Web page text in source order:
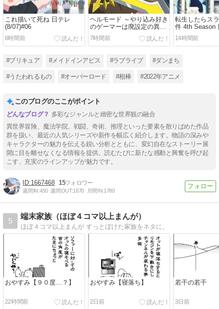
これ描いて死ね 日テレ
(8/07)#06
6時間前
ヘルモード ～やり込み好き
のゲーマーは廃設定の異世
界で無双する～
TokyoMX(8/07)#18
7時間前
転生したらス
件 4th Season
(8/07)#89
14時間前
#プリキュア #メイドインアビス #ラブライブ #ダンまち
#うたわれるもの #オーバーロード #相棒 #2022年アニメ
このブログのここがポイント
多彩なジャンルと緻密な世界観の融合
異世界冒険、魔法学院、戦闘、奇術、推理といった要素を散りばめた作品
群を扱い、最近の人気シリーズや新作を幅広く紹介します。物語の深みや
キャラクターの魅力を伝える鋭い分析とともに、変幻自在なストーリー展
開に目を離せなくなる情報を提供。読むたびに新たな感動と興奮を呼び起
こす、充実のラインアップが魅力です。
1667468 15
週間IN:430 週間OUT:1670 月間IN:1780
5
端末家族（ほぼ４コマ以上まんが）
ほぼ４コマ以上まんが すっとぼけた家族をネタに。
おやすみ【９０度…？】
22時間前
おやすみ【寝落ち】
2日前
若干の若干
3日前